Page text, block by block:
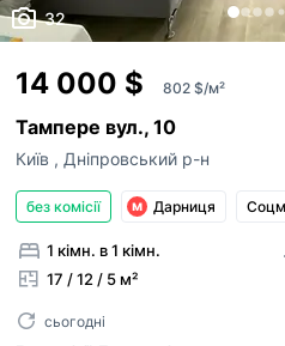
32
14 000 $ 802 $/м²
Тампере вул., 10
Київ , Дніпровський р-н
без комісії Дарниця
1 кімн. в 1 кімн.
17 / 12 / 5 м²
сьогодні